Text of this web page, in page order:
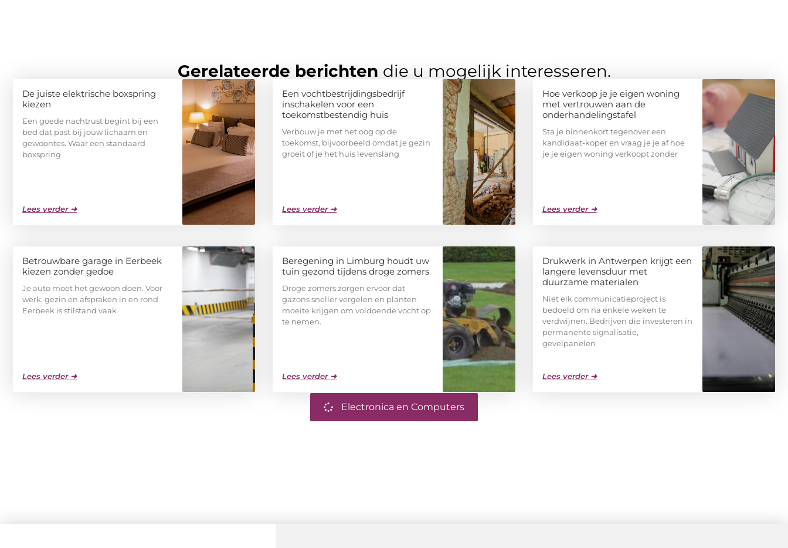
Gerelateerde berichten die u mogelijk interesseren.
De juiste elektrische boxspring
kiezen
Een goede nachtrust begint bij een
bed dat past bij jouw lichaam en
gewoontes. Waar een standaard
boxspring
Lees verder ➜
Een vochtbestrijdingsbedrijf
inschakelen voor een
toekomstbestendig huis
Verbouw je met het oog op de
toekomst, bijvoorbeeld omdat je gezin
groeit of je het huis levenslang
Lees verder ➜
Hoe verkoop je je eigen woning
met vertrouwen aan de
onderhandelingstafel
Sta je binnenkort tegenover een
kandidaat-koper en vraag je je af hoe
je je eigen woning verkoopt zonder
Lees verder ➜
Betrouwbare garage in Eerbeek
kiezen zonder gedoe
Je auto moet het gewoon doen. Voor
werk, gezin en afspraken in en rond
Eerbeek is stilstand vaak
Lees verder ➜
Beregening in Limburg houdt uw
tuin gezond tijdens droge zomers
Droge zomers zorgen ervoor dat
gazons sneller vergelen en planten
moeite krijgen om voldoende vocht op
te nemen.
Lees verder ➜
Drukwerk in Antwerpen krijgt een
langere levensduur met
duurzame materialen
Niet elk communicatieproject is
bedoeld om na enkele weken te
verdwijnen. Bedrijven die investeren in
permanente signalisatie,
gevelpanelen
Lees verder ➜
Electronica en Computers